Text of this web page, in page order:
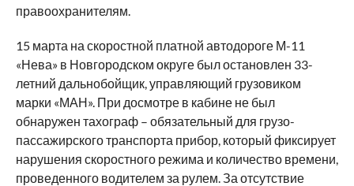
правоохранителям.
15 марта на скоростной платной автодороге М-11
«Нева» в Новгородском округе был остановлен 33-
летний дальнобойщик, управляющий грузовиком
марки «МАН». При досмотре в кабине не был
обнаружен тахограф – обязательный для грузо-
пассажирского транспорта прибор, который фиксирует
нарушения скоростного режима и количество времени,
проведенного водителем за рулем. За отсутствие